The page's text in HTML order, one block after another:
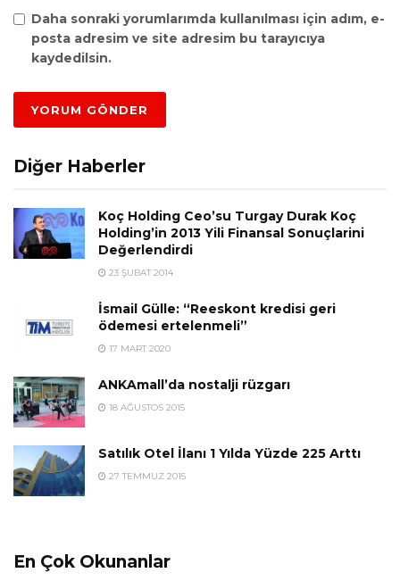
Daha sonraki yorumlarımda kullanılması için adım, e-
posta adresim ve site adresim bu tarayıcıya
kaydedilsin.
Diğer Haberler
Koç Holding Ceo’su Turgay Durak Koç
Holding’in 2013 Yili Finansal Sonuçlarini
Değerlendirdi
23 ŞUBAT 2014
İsmail Gülle: “Reeskont kredisi geri
ödemesi ertelenmeli”
17 MART 2020
ANKAmall’da nostalji rüzgarı
18 AĞUSTOS 2015
Satılık Otel İlanı 1 Yılda Yüzde 225 Arttı
27 TEMMUZ 2015
En Çok Okunanlar